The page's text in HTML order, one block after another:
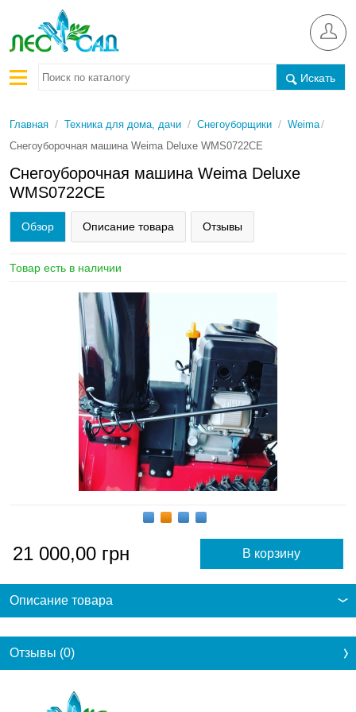
Искать
Главная / Техника для дома, дачи / Снегоуборщики / Weima/
Снегоуборочная машина Weima Deluxe WMS0722CE
Снегоуборочная машина Weima Deluxe
WMS0722CE
Обзор Описание товара Отзывы
Товар есть в наличии
21 000,00 грн
Описание товара
Отзывы (0)